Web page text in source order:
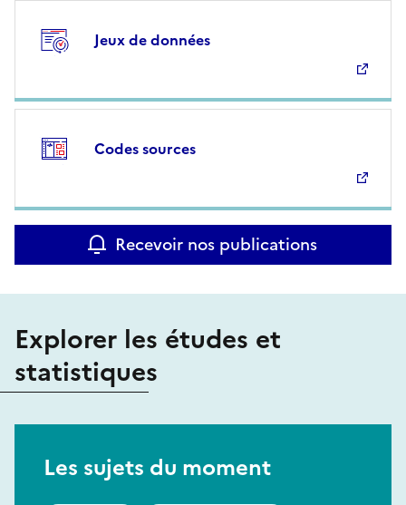
Jeux de données
Codes sources
Recevoir nos publications
Explorer les études et
statistiques
Les sujets du moment